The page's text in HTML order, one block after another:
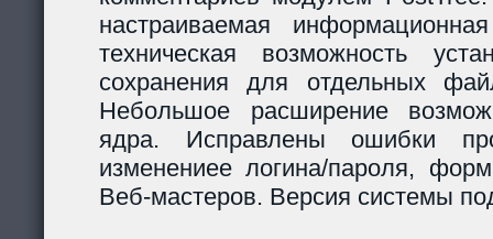
настраиваемая
техническая возможность
сохранения для отдельных
Небольшое расширение
ядра. Исправлены ошибки
изменениее логина/пароля,
Веб-мастеров. Версия системы